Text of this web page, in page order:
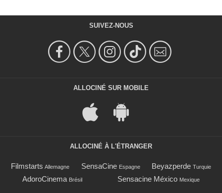
SUIVEZ-NOUS
ALLOCINÉ SUR MOBILE
ALLOCINÉ À L'ÉTRANGER
Filmstarts Allemagne SensaCine Espagne Beyazperde Turquie
AdoroCinema Brésil Sensacine México Mexique